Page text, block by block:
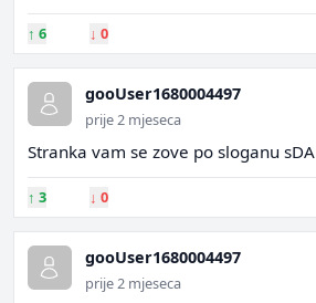
↑ 6 ↓ 0
gooUser1680004497
prije 2 mjeseca
Stranka vam se zove po sloganu sDA
↑ 3 ↓ 0
gooUser1680004497
prije 2 mjeseca